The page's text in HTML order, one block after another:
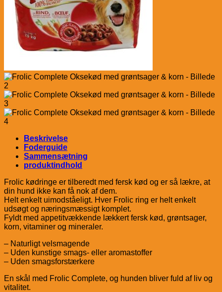
Beskrivelse
Foderguide
Sammensætning
produktindhold
Frolic kødringe er tilberedt med fersk kød og er så lækre, at
din hund ikke kan få nok af dem.
Helt enkelt uimodståeligt. Hver Frolic ring er helt enkelt
udsøgt og næringsmæssigt komplet.
Fyldt med appetitvækkende lækkert fersk kød, grøntsager,
korn, vitaminer og mineraler.
– Naturligt velsmagende
– Uden kunstige smags- eller aromastoffer
– Uden smagsforstærkere
En skål med Frolic Complete, og hunden bliver fuld af liv og
vitalitet.